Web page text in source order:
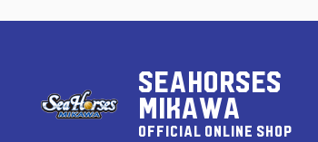
SEAHORSES
MIKAWA
OFFICIAL ONLINE SHOP